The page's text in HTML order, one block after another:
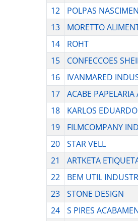
12
POLPAS
13
MORETTO
14
ROHT
15
CONFECCOES
16
IVANMARED
17
ACABE
18
KARLOS
19
FILMCOMPANY
20
STAR VELL
21
ARTKETA
22
BEM UTIL
23
STONE DESIGN
24
S PIRES